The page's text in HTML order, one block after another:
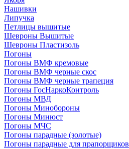
Нашивки
Липучка
Петлицы вышитые
Шевроны Вышитые
Шевроны Пластизоль
Погоны
Погоны ВМФ кремовые
Погоны ВМФ черные скос
Погоны ВМФ черные трапеция
Погоны ГосНаркоКонтроль
Погоны МВД
Погоны Минобороны
Погоны Минюст
Погоны МЧС
Погоны парадные (золотые)
Погоны парадные для прапорщиков